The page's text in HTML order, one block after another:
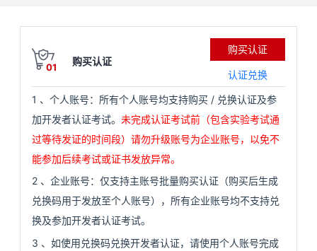
我
的
课
程
我
的
认
证
我
的
实
我
的
实
战
营
资
讯
01
购买认证
购买认证
认证兑换
1 、个人账号：所有个人账号均支持购买 / 兑换认证及参
加开发者认证考试。 未完成认证考试前（包含实验考试通
过等待发证的时间段）请勿升级账号为企业账号，以免不
能参加后续考试或证书发放异常。
2 、企业账号：仅支持主账号批量购买认证（购买后生成
兑换码用于发放至个人账号），所有企业账号均不支持兑
换及参加开发者认证考试。
3 、如使用兑换码兑换开发者认证，请使用个人账号完成